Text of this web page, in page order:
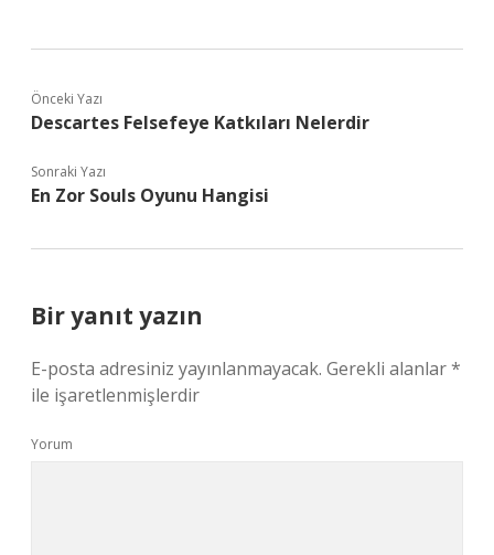
Önceki Yazı
Descartes Felsefeye Katkıları Nelerdir
Sonraki Yazı
En Zor Souls Oyunu Hangisi
Bir yanıt yazın
E-posta adresiniz yayınlanmayacak. Gerekli alanlar*
ile işaretlenmişlerdir
Yorum